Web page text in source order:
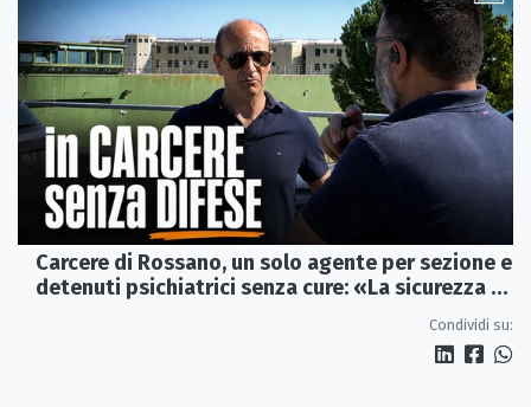
Carcere di Rossano, un solo agente per sezione e
detenuti psichiatrici senza cure: «La sicurezza è
Condividi su: